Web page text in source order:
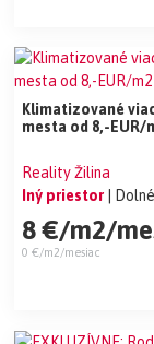
Klimatizované
mesta od 8,-EUR/
Reality Žilina
Iný priestor
|
8 €/m2/
0 €/m2/mesiac